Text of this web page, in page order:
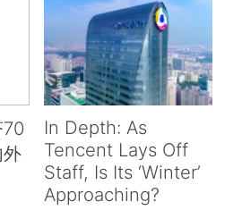
In Depth: As
Tencent Lays Off
Staff, Is Its ‘Winter’
Approaching?